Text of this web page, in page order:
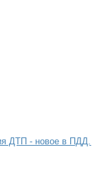
ДТП - новое в ПДД.